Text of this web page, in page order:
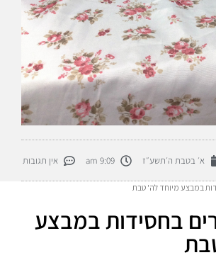
א׳ בטבת ה׳תשע״ז 9:09 am אין תגובות
במבצע מיוחד לה' טבת
בחסידות במבצע